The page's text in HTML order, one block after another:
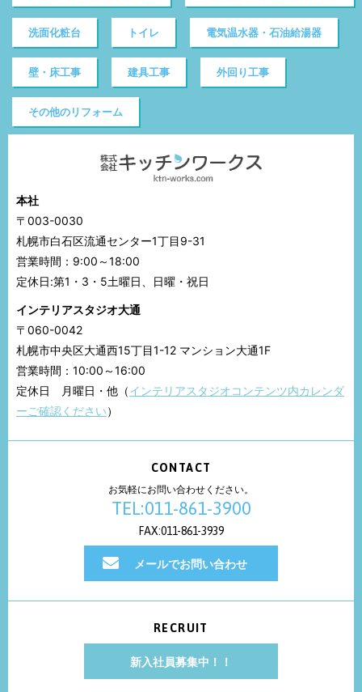
洗面化粧台 トイレ 電気温水器・石油給湯器
壁・床工事 建具工事 外回り工事
その他のリフォーム
本社
〒003-0030
札幌市白石区流通センター1丁目9-31
営業時間：9:00～18:00
定休日:第1・3・5土曜日、日曜・祝日
インテリアスタジオ大通
〒060-0042
札幌市中央区大通西15丁目1-12 マンション大通1F
営業時間：10:00～16:00
定休日 月曜日・他（インテリアスタジオコンテンツ内カレンダ
ーご確認ください）
CONTACT
お気軽にお問い合わせください。
TEL:011-861-3900
FAX:011-861-3939
メールでお問い合わせ
RECRUIT
新入社員募集中！！